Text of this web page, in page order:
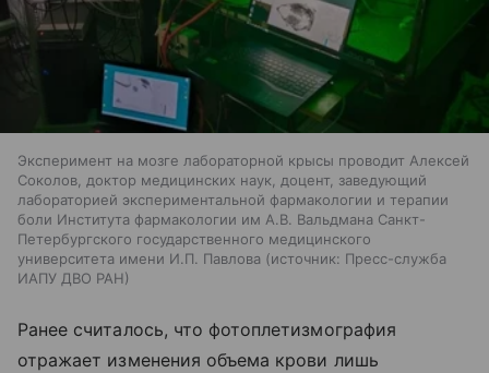
Эксперимент на мозге лабораторной крысы проводит Алексей
Соколов, доктор медицинских наук, доцент, заведующий
лабораторией экспериментальной фармакологии и терапии
боли Института фармакологии им А.В. Вальдмана Санкт-
Петербургского государственного медицинского
университета имени И.П. Павлова
источник: Пресс-служба
ИАПУ ДВО РАН
Ранее считалось, что фотоплетизмография
отражает изменения объема крови лишь